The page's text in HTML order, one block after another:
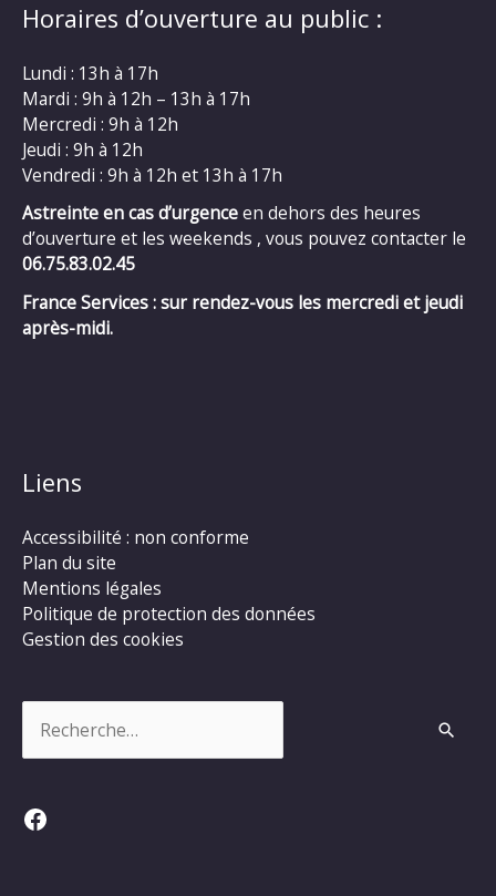
Horaires d’ouverture au public :
Lundi : 13h à 17h
Mardi : 9h à 12h – 13h à 17h
Mercredi : 9h à 12h
Jeudi : 9h à 12h
Vendredi : 9h à 12h et 13h à 17h
Astreinte en cas d’urgenceen dehors des heures
d’ouverture et les weekends , vous pouvez contacter le
06.75.83.02.45
France Services : sur rendez-vous les mercredi et jeudi
après-midi.
Liens
Accessibilité : non conforme
Plan du site
Mentions légales
Politique de protection des données
Gestion des cookies
Facebook